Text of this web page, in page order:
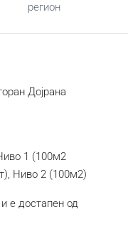
регион
Дојрана
1 (100м2
Ниво 2 (100м2)
е достапен од